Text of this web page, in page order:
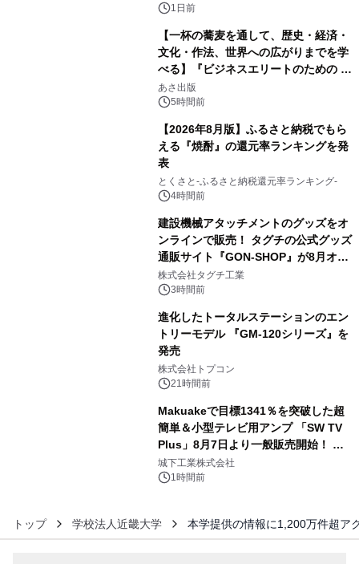
1日前
【一杯の蕎麦を通して、歴史・経済・
文化・作法、世界への広がりまでを学
べる】『ビジネスエリートのための 教
養としての蕎麦』2026年8月25日
（火）発売
あさ出版
5時間前
【2026年8月版】ふるさと納税でもら
える『焼酎』の還元率ランキングを発
表
とくさと-ふるさと納税還元率ランキング-
4時間前
建設機械アタッチメントのグッズをオ
ンラインで販売！ タグチの公式グッズ
通販サイト『GON-SHOP』が8月オー
プン
株式会社タグチ工業
3時間前
進化したトータルステーションのエン
トリーモデル 『GM-120シリーズ』を
発売
株式会社トプコン
21時間前
Makuakeで目標1341％を突破した超
簡単＆小型テレビ用アンプ 「SW TV
Plus」8月7日より一般販売開始！ ケ
ーブル1本つなぐだけ、テレビの音が
ぐっと豊かに
城下工業株式会社
1時間前
トップ 学校法人近畿大学 本学提供の情報に1,200万件超